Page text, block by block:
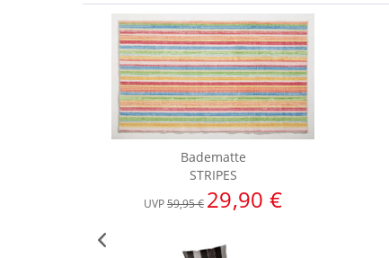
Badematte
STRIPES
UVP59,95 € 29,90 €